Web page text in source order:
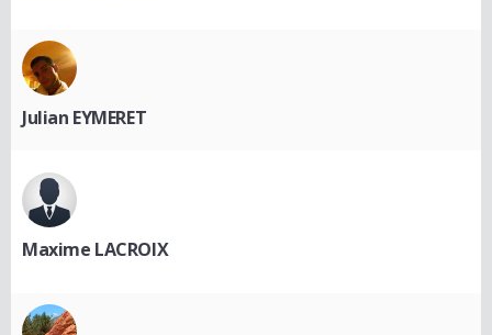
Julian EYMERET
Maxime LACROIX